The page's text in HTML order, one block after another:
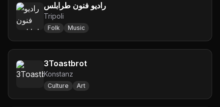
راديو فنون طرابلس
Tripoli
Folk Music
3Toastbrot
Konstanz
Culture Art